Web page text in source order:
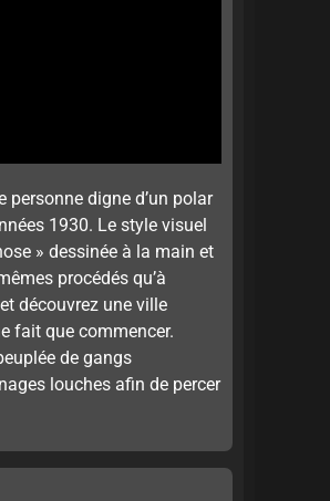
personne digne d’un polar
1930. Le style visuel
» dessinée à la main et
procédés qu’à
découvrez une ville
fait que commencer.
de gangs
louches afin de percer